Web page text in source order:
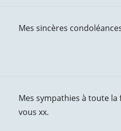
Mes sincères
Mes sympathies à toute
vous xx.